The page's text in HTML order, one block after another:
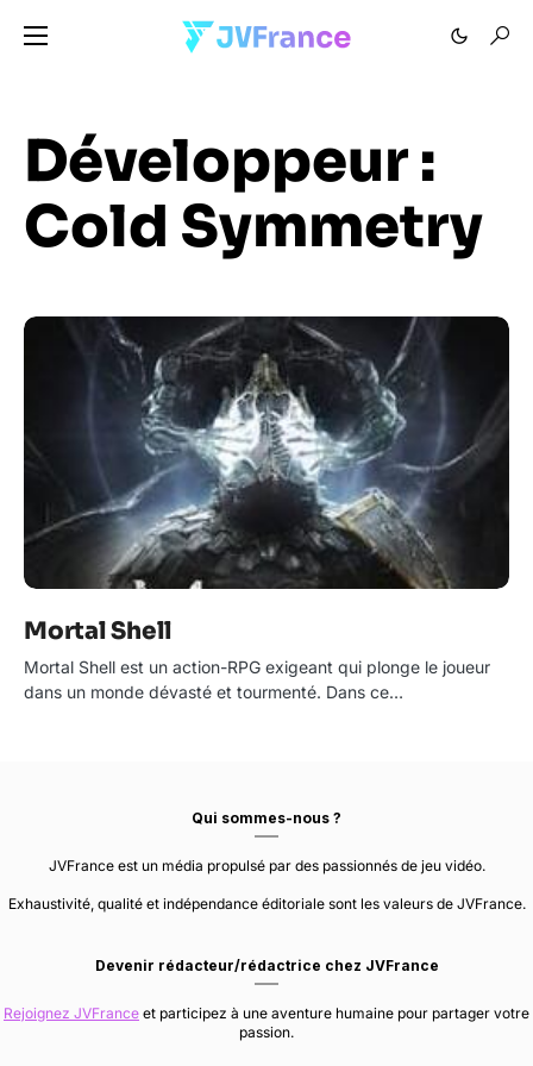
Développeur :
Cold Symmetry
Mortal Shell
Mortal Shell est un action-RPG exigeant qui plonge le joueur
dans un monde dévasté et tourmenté. Dans ce…
Qui sommes-nous ?
JVFrance est un média propulsé par des passionnés de jeu vidéo.
Exhaustivité, qualité et indépendance éditoriale sont les valeurs de JVFrance.
Devenir rédacteur/rédactrice chez JVFrance
Rejoignez JVFrance et participez à une aventure humaine pour partager votre
passion.